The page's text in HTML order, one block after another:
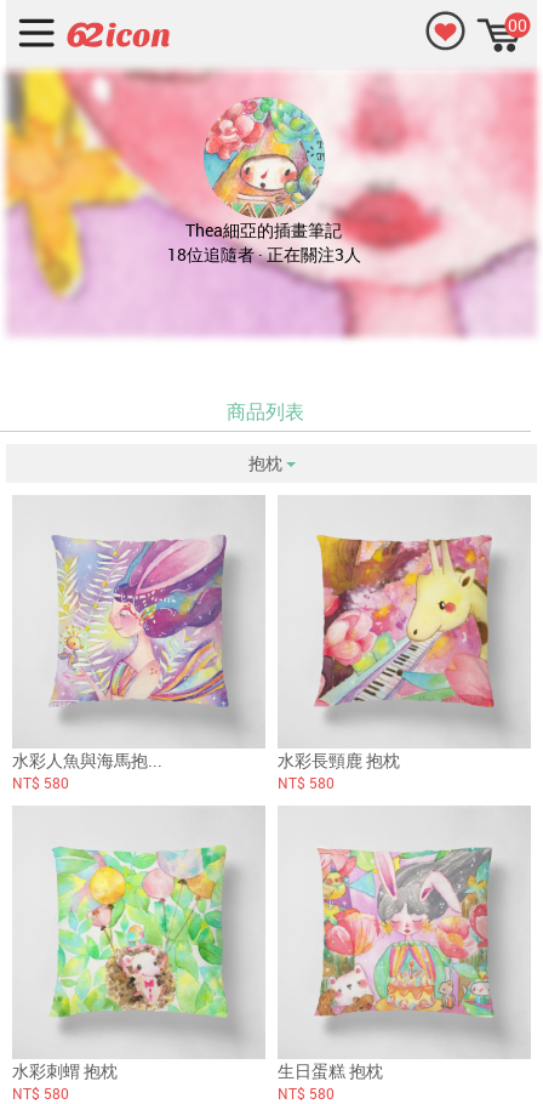
00
Thea細亞的插畫筆記
18位追隨者 · 正在關注3人
商品列表
抱枕
水彩人魚與海馬抱...
NT$ 580
水彩長頸鹿 抱枕
NT$ 580
水彩刺蝟 抱枕
NT$ 580
生日蛋糕 抱枕
NT$ 580